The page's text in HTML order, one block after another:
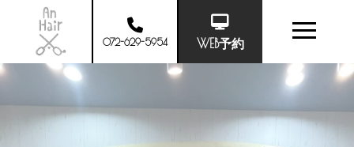
072-629-5954 WEB予約